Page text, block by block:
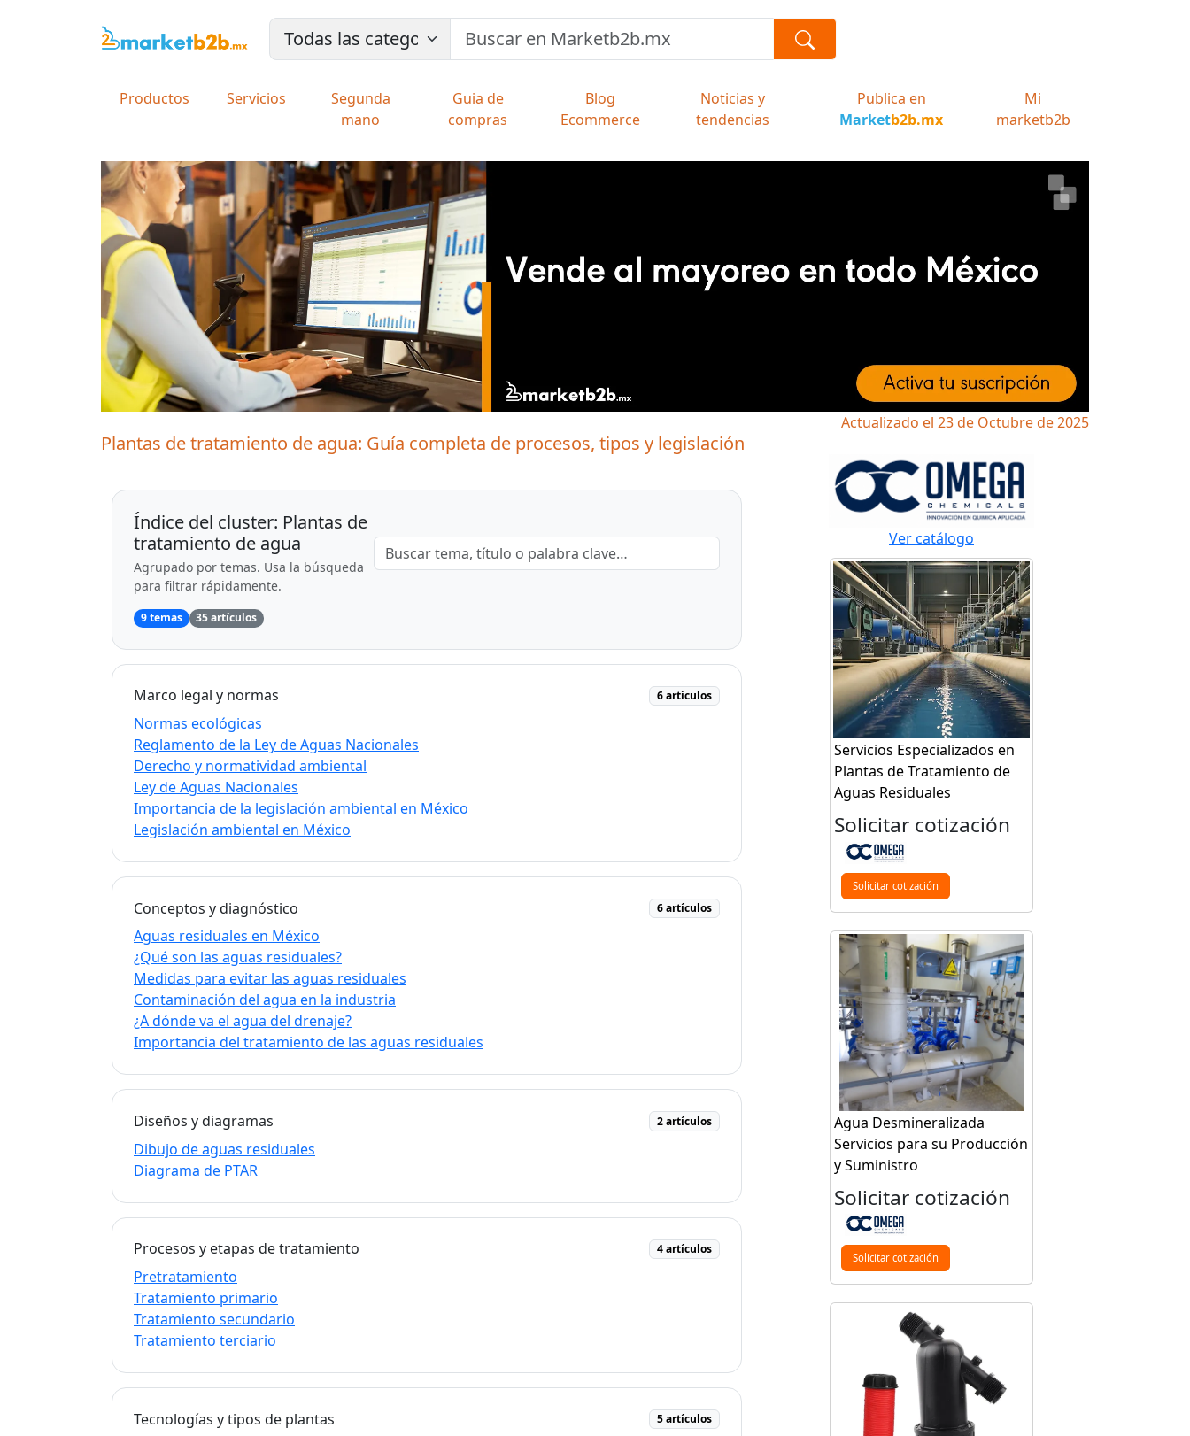
Productos Servicios
Segunda
mano
Guia de
compras
Blog
Ecommerce
Noticias y
tendencias
Publica en
Marketb2b.mx
Mi
marketb2b
Actualizado el 23 de Octubre de 2025
Plantas de tratamiento de agua: Guía completa de procesos, tipos y legislación
Índice del cluster: Plantas de
tratamiento de agua
Agrupado por temas. Usa la búsqueda
para filtrar rápidamente.
9 temas 35 artículos
Marco legal y normas 6 artículos
Normas ecológicas
Reglamento de la Ley de Aguas Nacionales
Derecho y normatividad ambiental
Ley de Aguas Nacionales
Importancia de la legislación ambiental en México
Legislación ambiental en México
Conceptos y diagnóstico 6 artículos
Aguas residuales en México
¿Qué son las aguas residuales?
Medidas para evitar las aguas residuales
Contaminación del agua en la industria
¿A dónde va el agua del drenaje?
Importancia del tratamiento de las aguas residuales
Diseños y diagramas 2 artículos
Dibujo de aguas residuales
Diagrama de PTAR
Procesos y etapas de tratamiento 4 artículos
Pretratamiento
Tratamiento primario
Tratamiento secundario
Tratamiento terciario
Tecnologías y tipos de plantas 5 artículos
Ver catálogo
Servicios Especializados en
Plantas de Tratamiento de
Aguas Residuales
Solicitar cotización
Solicitar cotización
Agua Desmineralizada
Servicios para su Producción
y Suministro
Solicitar cotización
Solicitar cotización